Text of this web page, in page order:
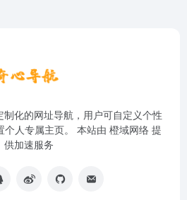
化的网址导航，用户可自定义个性
人专属主页。 本站由 橙域网络 提
供加速服务